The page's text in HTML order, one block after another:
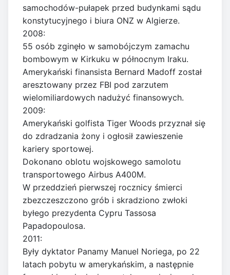
samochodów-pułapek przed budynkami sądu
konstytucyjnego i biura ONZ w Algierze.
2008:
55 osób zginęło w samobójczym zamachu
bombowym w Kirkuku w północnym Iraku.
Amerykański finansista Bernard Madoff został
aresztowany przez FBI pod zarzutem
wielomiliardowych nadużyć finansowych.
2009:
Amerykański golfista Tiger Woods przyznał się
do zdradzania żony i ogłosił zawieszenie
kariery sportowej.
Dokonano oblotu wojskowego samolotu
transportowego Airbus A400M.
W przeddzień pierwszej rocznicy śmierci
zbezczeszczono grób i skradziono zwłoki
byłego prezydenta Cypru Tassosa
Papadopoulosa.
2011:
Były dyktator Panamy Manuel Noriega, po 22
latach pobytu w amerykańskim, a następnie